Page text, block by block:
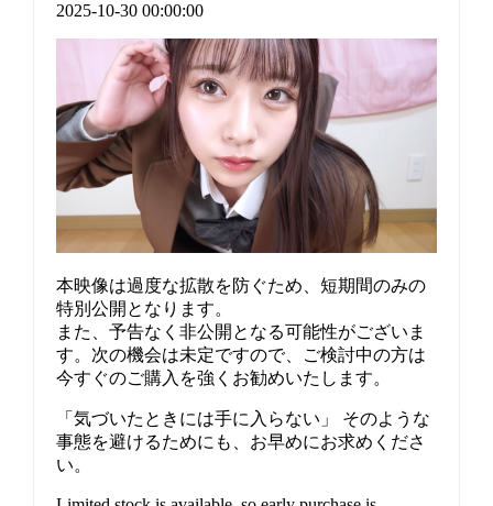
2025-10-30 00:00:00
本映像は過度な拡散を防ぐため、短期間のみの
特別公開となります。
また、予告なく非公開となる可能性がございま
す。次の機会は未定ですので、ご検討中の方は
今すぐのご購入を強くお勧めいたします。
「気づいたときには手に入らない」 そのような
事態を避けるためにも、お早めにお求めくださ
い。